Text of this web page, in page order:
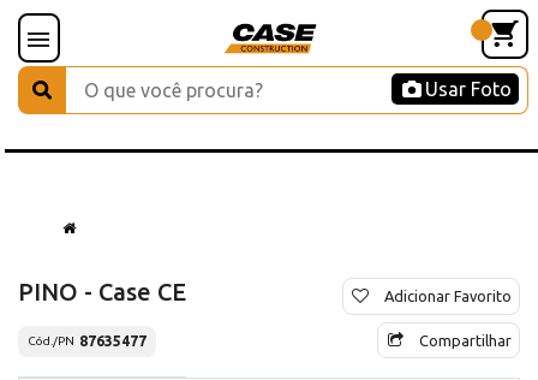
Usar Foto
PINO - Case CE
Cód./PN 87635477
Adicionar Favorito
Compartilhar